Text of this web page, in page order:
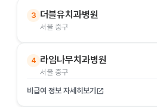
3 더블유치과병원
서울 중구
4 라임나무치과병원
서울 중구
비급여 정보 자세히보기 open_in_new